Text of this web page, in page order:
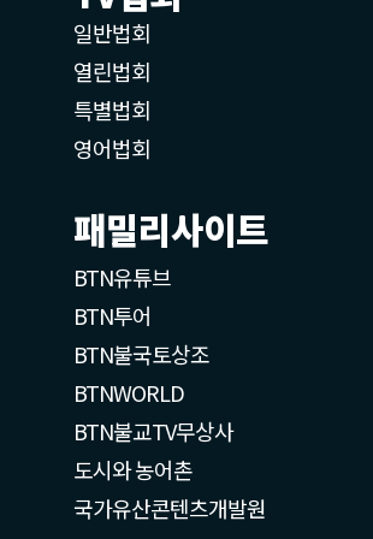
일반법회
열린법회
특별법회
영어법회
패밀리사이트
BTN유튜브
BTN투어
BTN불국토상조
BTNWORLD
BTN불교TV무상사
도시와 농어촌
국가유산콘텐츠개발원